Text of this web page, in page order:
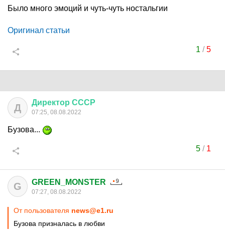
Было много эмоций и чуть-чуть ностальгии
Оригинал статьи
1 /5
Д Директор СССР
07:25, 08.08.2022
Бузова...
5/ 1
G GREEN_MONSTER
07:27, 08.08.2022
От пользователя news@e1.ru
Бузова призналась в любви